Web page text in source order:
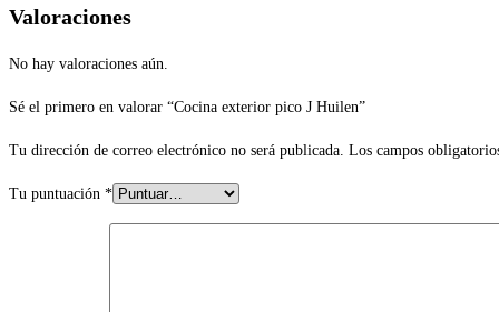
Valoraciones
No hay valoraciones aún.
Sé el primero en valorar “Cocina exterior pico J Huilen”
Tu dirección de correo electrónico no será publicada. Los campos
Tu puntuación *